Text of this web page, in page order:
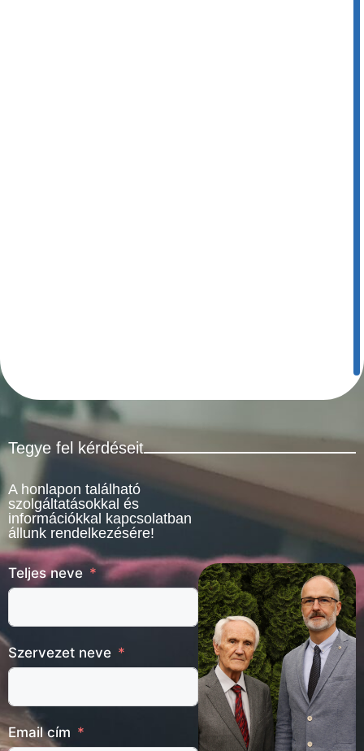
Tegye fel kérdéseit
A honlapon található
szolgáltatásokkal és
információkkal kapcsolatban
állunk rendelkezésére!
Teljes neve
Szervezet neve
Email cím